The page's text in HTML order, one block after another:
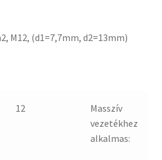
M12, (d1=7,7mm, d2=13mm)
12
Masszív
vezetékhez
alkalmas: